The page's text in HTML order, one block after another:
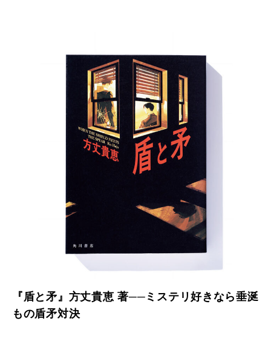
『盾と矛』方丈貴恵 著──ミステリ好きなら垂涎
もの盾矛対決